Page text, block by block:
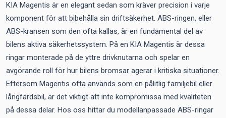
KIA Magentis är en elegant sedan som kräver precision i varje
komponent för att bibehålla sin driftsäkerhet. ABS-ringen, eller
ABS-kransen som den ofta kallas, är en fundamental del av
bilens aktiva säkerhetssystem. På en KIA Magentis är dessa
ringar monterade på de yttre drivknutarna och spelar en
avgörande roll för hur bilens bromsar agerar i kritiska situationer.
Eftersom Magentis ofta används som en pålitlig familjebil eller
långfärdsbil, är det viktigt att inte kompromissa med kvaliteten
på dessa delar. Hos oss hittar du modellanpassade ABS-ringar